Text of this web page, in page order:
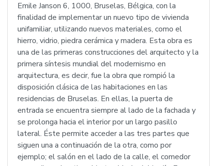
Emile Janson 6, 1000, Bruselas, Bélgica, con la
finalidad de implementar un nuevo tipo de vivienda
unifamiliar, utilizando nuevos materiales, como el
hierro, vidrio, piedra cerámica y madera. Esta obra es
una de las primeras construcciones del arquitecto y la
primera síntesis mundial del modernismo en
arquitectura, es decir, fue la obra que rompió la
disposición clásica de las habitaciones en las
residencias de Bruselas. En ellas, la puerta de
entrada se encuentra siempre al lado de la fachada y
se prolonga hacia el interior por un largo pasillo
lateral. Éste permite acceder a las tres partes que
siguen una a continuación de la otra, como por
ejemplo; el salón en el lado de la calle, el comedor